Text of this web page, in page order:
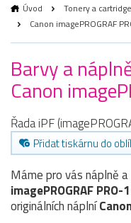
Úvod Tonery a cartridge
Canon imagePROGRAF
Barvy a
Canon
Řada iPF
Přidat tiskárnu do
Máme pro vás náplně
imagePROGRAF PRO-
originálních náplní